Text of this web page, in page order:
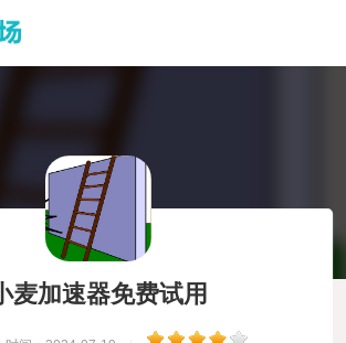
麦加速器免费试用